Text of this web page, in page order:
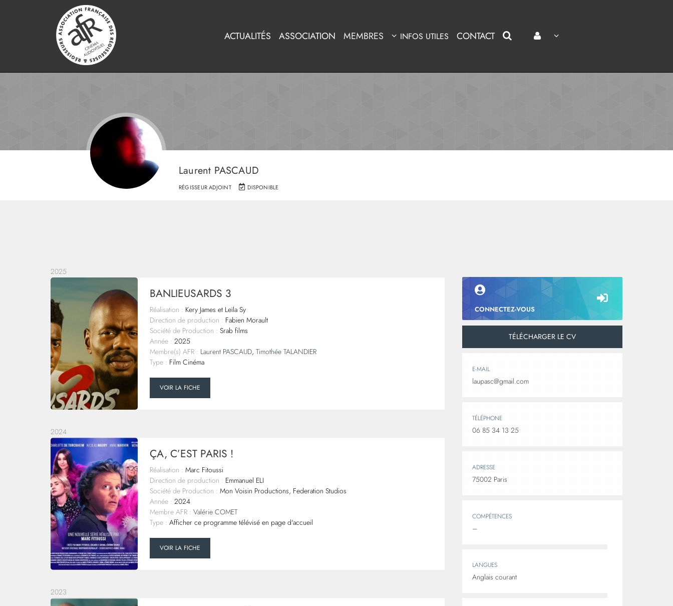
ACTUALITÉS ASSOCIATION MEMBRES INFOS UTILES CONTACT
Laurent PASCAUD
RÉGISSEUR ADJOINT DISPONIBLE
2025
BANLIEUSARDS 3
Réalisation : Kery James et Leïla Sy
Direction de production : Fabien Morault
Société de Production : Srab films
Année : 2025
Membre(s) AFR : Laurent PASCAUD, Timothée TALANDIER
Type : Film Cinéma
VOIR LA FICHE
2024
ÇA, C’EST PARIS !
Réalisation : Marc Fitoussi
Direction de production : Emmanuel ELI
Société de Production : Mon Voisin Productions, Federation Studios
Année : 2024
Membre AFR : Valérie COMET
Type : Afficher ce programme télévisé en page d'accueil
VOIR LA FICHE
2023
CONNECTEZ-VOUS
TÉLÉCHARGER LE CV
E-MAIL
laupasc@gmail.com
TÉLÉPHONE
06 85 34 13 25
ADRESSE
75002 Paris
COMPÉTENCES
–
LANGUES
Anglais courant